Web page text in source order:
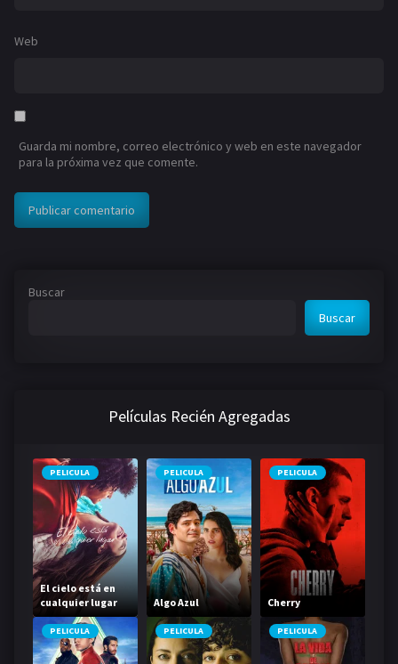
Web
Guarda mi nombre, correo electrónico y web en este navegador
para la próxima vez que comente.
Buscar
Buscar
Películas Recién Agregadas
PELICULA
El cielo está en
cualquier lugar
PELICULA
Algo Azul
PELICULA
Cherry
PELICULA PELICULA PELICULA